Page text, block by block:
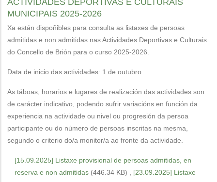
ACTIVIDADES DEPORTIVAS E CULTURAIS
MUNICIPAIS 2025-2026
Xa están dispoñibles para consulta as listaxes de persoas
admitidas e non admitidas nas Actividades Deportivas e Culturais
do Concello de Brión para o curso 2025-2026.
Data de inicio das actividades: 1 de outubro.
As táboas, horarios e lugares de realización das actividades son
de carácter indicativo, podendo sufrir variacións en función da
experiencia na actividade ou nivel ou progresión da persoa
participante ou do número de persoas inscritas na mesma,
segundo o criterio do/a monitor/a ao fronte da actividade.
[15.09.2025] Listaxe provisional de persoas admitidas, en
reserva e non admitidas (446.34 KB)
[23.09.2025] Listaxe